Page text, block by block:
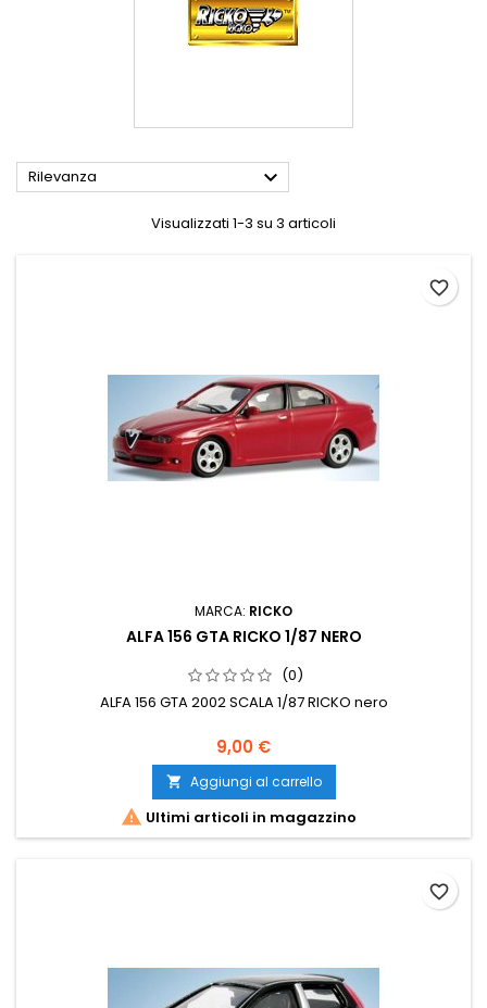
Rilevanza 
Visualizzati 1-3 su 3 articoli
MARCA: RICKO
ALFA 156 GTA RICKO 1/87 NERO
(0)
ALFA 156 GTA 2002 SCALA 1/87 RICKO nero
9,00 €
 Aggiungi al carrello
 Ultimi articoli in magazzino
favorite_border
favorite_border